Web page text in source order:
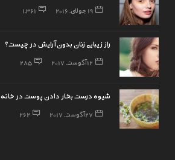
19 جولای, 2016 1,361
راز زیبایی زنان بدون آرایش در چیست؟
12 آگوست, 2017 285
شیوه درست بخار دادن پوست در خانه
27 آگوست, 2017 262